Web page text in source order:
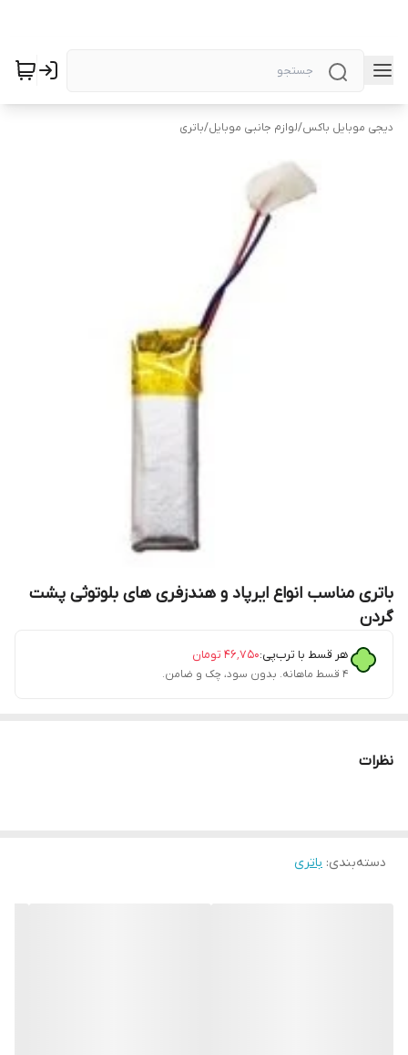
دیجی موبایل باکس/لوازم جانبی موبایل/باتری
باتری مناسب انواع ایرپاد و هندزفری های بلوتوثی پشت
گردن
هر قسط با ترب‌پی:۴۶٬۷۵۰ تومان
۴ قسط ماهانه. بدون سود، چک و ضامن.
نظرات
دسته‌بندی: باتری